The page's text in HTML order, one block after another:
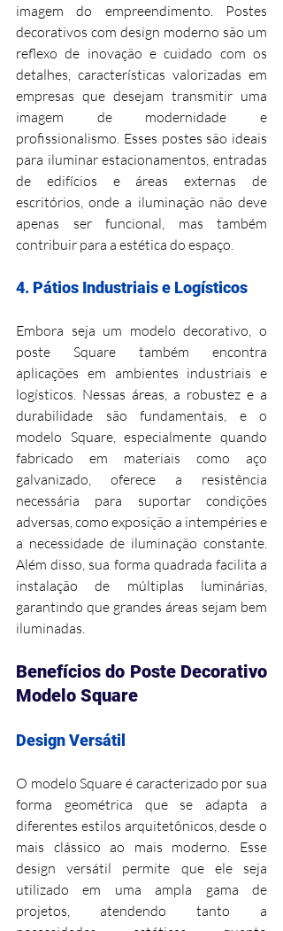
imagem do empreendimento. Postes
decorativos com design moderno são um
reflexo de inovação e cuidado com os
detalhes, características valorizadas em
empresas que desejam transmitir uma
imagem de modernidade e
profissionalismo. Esses postes são ideais
para iluminar estacionamentos, entradas
de edifícios e áreas externas de
escritórios, onde a iluminação não deve
apenas ser funcional, mas também
contribuir para a estética do espaço.
4. Pátios Industriais e Logísticos
Embora seja um modelo decorativo, o
poste Square também encontra
aplicações em ambientes industriais e
logísticos. Nessas áreas, a robustez e a
durabilidade são fundamentais, e o
modelo Square, especialmente quando
fabricado em materiais como aço
galvanizado, oferece a resistência
necessária para suportar condições
adversas, como exposição a intempéries e
a necessidade de iluminação constante.
Além disso, sua forma quadrada facilita a
instalação de múltiplas luminárias,
garantindo que grandes áreas sejam bem
iluminadas.
Benefícios do Poste Decorativo
Modelo Square
Design Versátil
O modelo Square é caracterizado por sua
forma geométrica que se adapta a
diferentes estilos arquitetônicos, desde o
mais clássico ao mais moderno. Esse
design versátil permite que ele seja
utilizado em uma ampla gama de
projetos, atendendo tanto a